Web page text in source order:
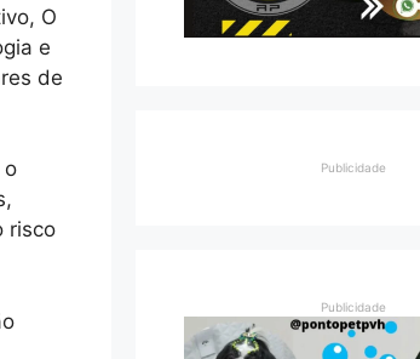
O
e
de
o
risco
Publicidade
Publicidade